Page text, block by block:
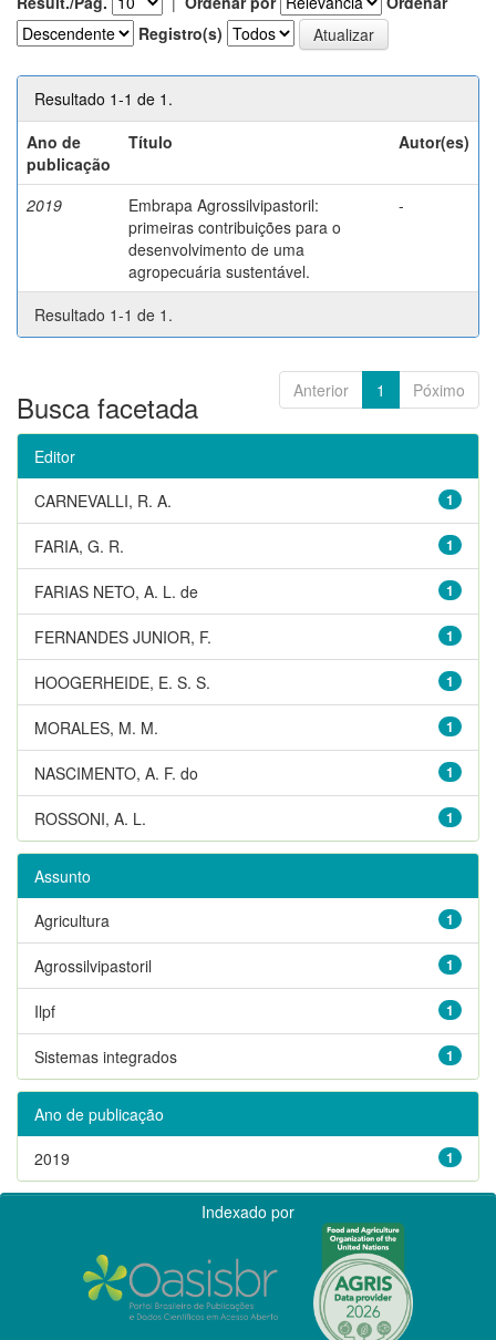
Registro(s)
Resultado 1-1 de 1.
Ano de
publicação
Título Autor(es)
2019
Embrapa Agrossilvipastoril:
primeiras contribuições para o
desenvolvimento de uma
agropecuária sustentável.
-
Resultado 1-1 de 1.
Anterior 1 Póximo
Busca facetada
Editor
1
CARNEVALLI, R. A.
1
FARIA, G. R.
1
FARIAS NETO, A. L. de
1
FERNANDES JUNIOR, F.
1
HOOGERHEIDE, E. S. S.
1
MORALES, M. M.
1
NASCIMENTO, A. F. do
1
ROSSONI, A. L.
Assunto
1
Agricultura
1
Agrossilvipastoril
1
Ilpf
1
Sistemas integrados
Ano de publicação
1
2019
Indexado por